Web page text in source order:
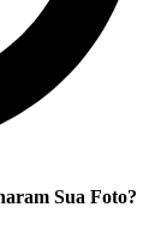
Sua ​Foto?